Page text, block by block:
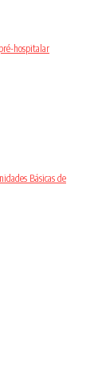
hospitalar
Básicas de